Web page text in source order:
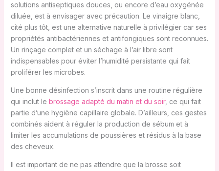
solutions antiseptiques douces, ou encore d’eau oxygénée
diluée, est à envisager avec précaution. Le vinaigre blanc,
cité plus tôt, est une alternative naturelle à privilégier car ses
propriétés antibactériennes et antifongiques sont reconnues.
Un rinçage complet et un séchage à l’air libre sont
indispensables pour éviter l’humidité persistante qui fait
proliférer les microbes.
Une bonne désinfection s’inscrit dans une routine régulière
qui inclut le brossage adapté du matin et du soir, ce qui fait
partie d’une hygiène capillaire globale. D’ailleurs, ces gestes
combinés aident à réguler la production de sébum et à
limiter les accumulations de poussières et résidus à la base
des cheveux.
Il est important de ne pas attendre que la brosse soit